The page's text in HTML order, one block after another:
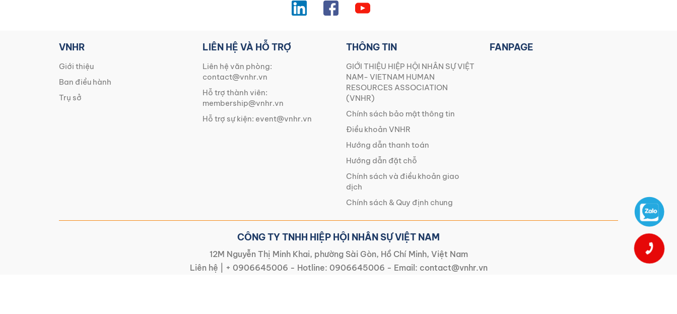
VNHR
Giới thiệu
Ban điều hành
Trụ sở
LIÊN HỆ VÀ HỖ TRỢ
Liên hệ văn phòng:
contact@vnhr.vn
Hỗ trợ thành viên:
membership@vnhr.vn
Hỗ trợ sự kiện: event@vnhr.vn
THÔNG TIN
GIỚI THIỆU HIỆP HỘI NHÂN SỰ VIỆT
NAM- VIETNAM HUMAN
RESOURCES ASSOCIATION
(VNHR)
Chính sách bảo mật thông tin
Điều khoản VNHR
Hướng dẫn thanh toán
Hướng dẫn đặt chỗ
Chính sách và điều khoản giao
dịch
Chính sách & Quy định chung
FANPAGE
CÔNG TY TNHH HIỆP HỘI NHÂN SỰ VIỆT NAM
12M Nguyễn Thị Minh Khai, phường Sài Gòn, Hồ Chí Minh, Việt Nam
Liên hệ |
+ 0906645006 - Hotline: 0906645006 - Email: contact@vnhr.vn